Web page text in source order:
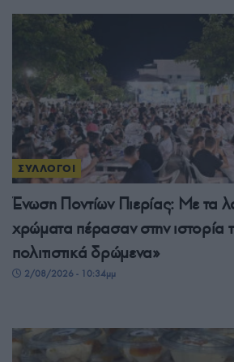
ΣΥΛΛΟΓΟΙ
Ένωση Ποντίων Πιερίας: Με τα
χρώματα πέρασαν στην ιστορία
πολιτιστικά δρώμενα»
2/08/2026 - 10:34μμ